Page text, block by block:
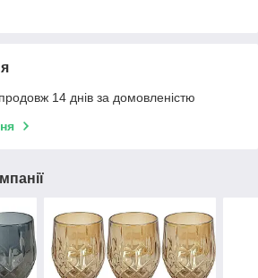
14 днів за домовленістю